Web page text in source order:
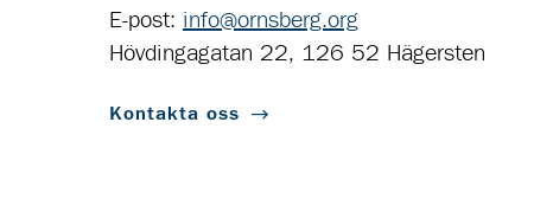
E-post: info@ornsberg.org
Hövdingagatan 22, 126 52 Hägersten
Kontakta oss